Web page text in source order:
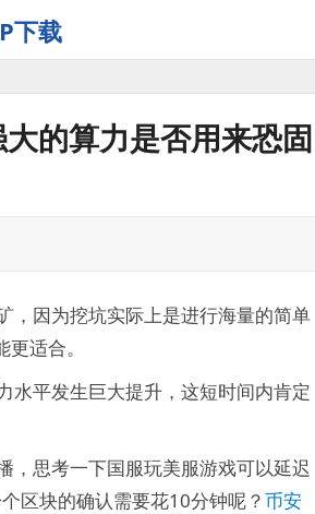
下载
的算力是否用来恐固
因为挖坑实际上是进行海量的简单
适合。
平发生巨大提升，这短时间内肯定
思考一下国服玩美服游戏可以延迟
区块的确认需要花10分钟呢？币安